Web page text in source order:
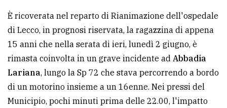
CERCA
Cerca
per
comune
Ricerca
È ricoverata nel reparto di Rianimazione dell'ospedale
di Lecco, in prognosi riservata, la ragazzina di appena
15 anni che nella serata di ieri, lunedì 2 giugno, è
rimasta coinvolta in un grave incidente ad Abbadia
Lariana, lungo la Sp 72 che stava percorrendo a bordo
di un motorino insieme a un 16enne. Nei pressi del
Municipio, pochi minuti prima delle 22.00, l'impatto